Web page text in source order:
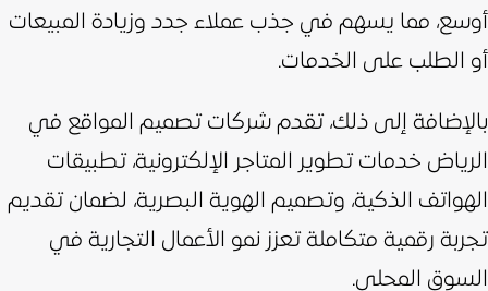
أوسع، مما يسهم في جذب عملاء جدد وزيادة المبيعات
أو الطلب على الخدمات.
بالإضافة إلى ذلك، تقدم شركات تصميم المواقع في
الرياض خدمات تطوير المتاجر الإلكترونية، تطبيقات
الهواتف الذكية، وتصميم الهوية البصرية، لضمان تقديم
تجربة رقمية متكاملة تعزز نمو الأعمال التجارية في
السوق المحلي.